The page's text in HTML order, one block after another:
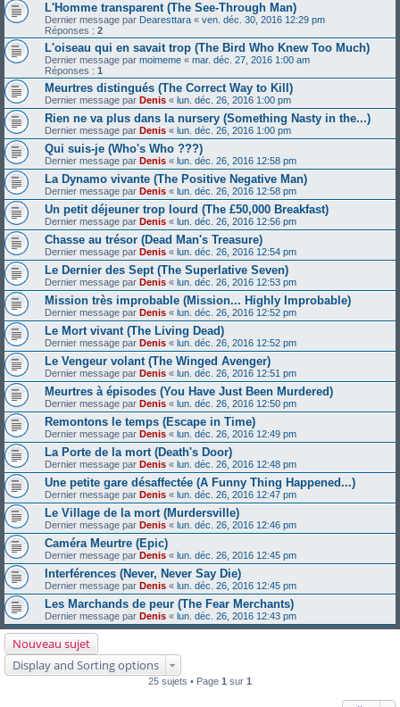
L'Homme transparent (The See-Through Man)
Dernier message par Dearesttara « ven. déc. 30, 2016 12:29 pm
Réponses : 2
L'oiseau qui en savait trop (The Bird Who Knew Too Much)
Dernier message par moimeme « mar. déc. 27, 2016 1:00 am
Réponses : 1
Meurtres distingués (The Correct Way to Kill)
Dernier message par Denis « lun. déc. 26, 2016 1:00 pm
Rien ne va plus dans la nursery (Something Nasty in the...)
Dernier message par Denis « lun. déc. 26, 2016 1:00 pm
Qui suis-je (Who's Who ???)
Dernier message par Denis « lun. déc. 26, 2016 12:58 pm
La Dynamo vivante (The Positive Negative Man)
Dernier message par Denis « lun. déc. 26, 2016 12:58 pm
Un petit déjeuner trop lourd (The £50,000 Breakfast)
Dernier message par Denis « lun. déc. 26, 2016 12:56 pm
Chasse au trésor (Dead Man's Treasure)
Dernier message par Denis « lun. déc. 26, 2016 12:54 pm
Le Dernier des Sept (The Superlative Seven)
Dernier message par Denis « lun. déc. 26, 2016 12:53 pm
Mission très improbable (Mission... Highly Improbable)
Dernier message par Denis « lun. déc. 26, 2016 12:52 pm
Le Mort vivant (The Living Dead)
Dernier message par Denis « lun. déc. 26, 2016 12:52 pm
Le Vengeur volant (The Winged Avenger)
Dernier message par Denis « lun. déc. 26, 2016 12:51 pm
Meurtres à épisodes (You Have Just Been Murdered)
Dernier message par Denis « lun. déc. 26, 2016 12:50 pm
Remontons le temps (Escape in Time)
Dernier message par Denis « lun. déc. 26, 2016 12:49 pm
La Porte de la mort (Death's Door)
Dernier message par Denis « lun. déc. 26, 2016 12:48 pm
Une petite gare désaffectée (A Funny Thing Happened...)
Dernier message par Denis « lun. déc. 26, 2016 12:47 pm
Le Village de la mort (Murdersville)
Dernier message par Denis « lun. déc. 26, 2016 12:46 pm
Caméra Meurtre (Epic)
Dernier message par Denis « lun. déc. 26, 2016 12:45 pm
Interférences (Never, Never Say Die)
Dernier message par Denis « lun. déc. 26, 2016 12:45 pm
Les Marchands de peur (The Fear Merchants)
Dernier message par Denis « lun. déc. 26, 2016 12:43 pm
Nouveau sujet
Display and Sorting options
25 sujets • Page 1 sur 1